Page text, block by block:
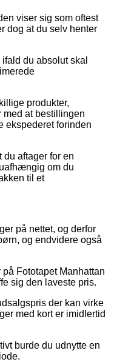
viser sig som oftest
dog at du selv henter
du absolut skal
produkter,
at bestillingen
ekspederet forinden
aftager for en
om du
til et
på nettet, og derfor
og endvidere også
Fototapet Manhattan
sig den laveste pris.
der kan virke
med kort er imidlertid
burde du udnytte en